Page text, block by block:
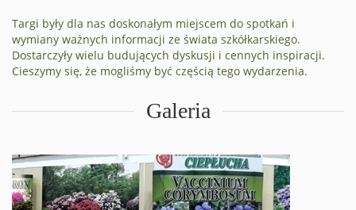
Targi były dla nas doskonałym miejscem do spotkań i
wymiany ważnych informacji ze świata szkółkarskiego.
Dostarczyły wielu budujących dyskusji i cennych inspiracji.
Cieszymy się, że mogliśmy być częścią tego wydarzenia.
Galeria